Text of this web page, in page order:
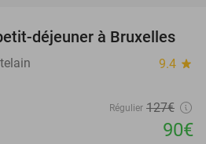
29%
déjeuner à Bruxelles
9.4 star
Régulier 127€
90€